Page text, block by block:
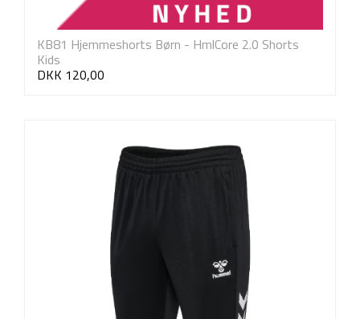
KB81 Hjemmeshorts Børn - HmlCore 2.0 Shorts
Kids
DKK 120,00